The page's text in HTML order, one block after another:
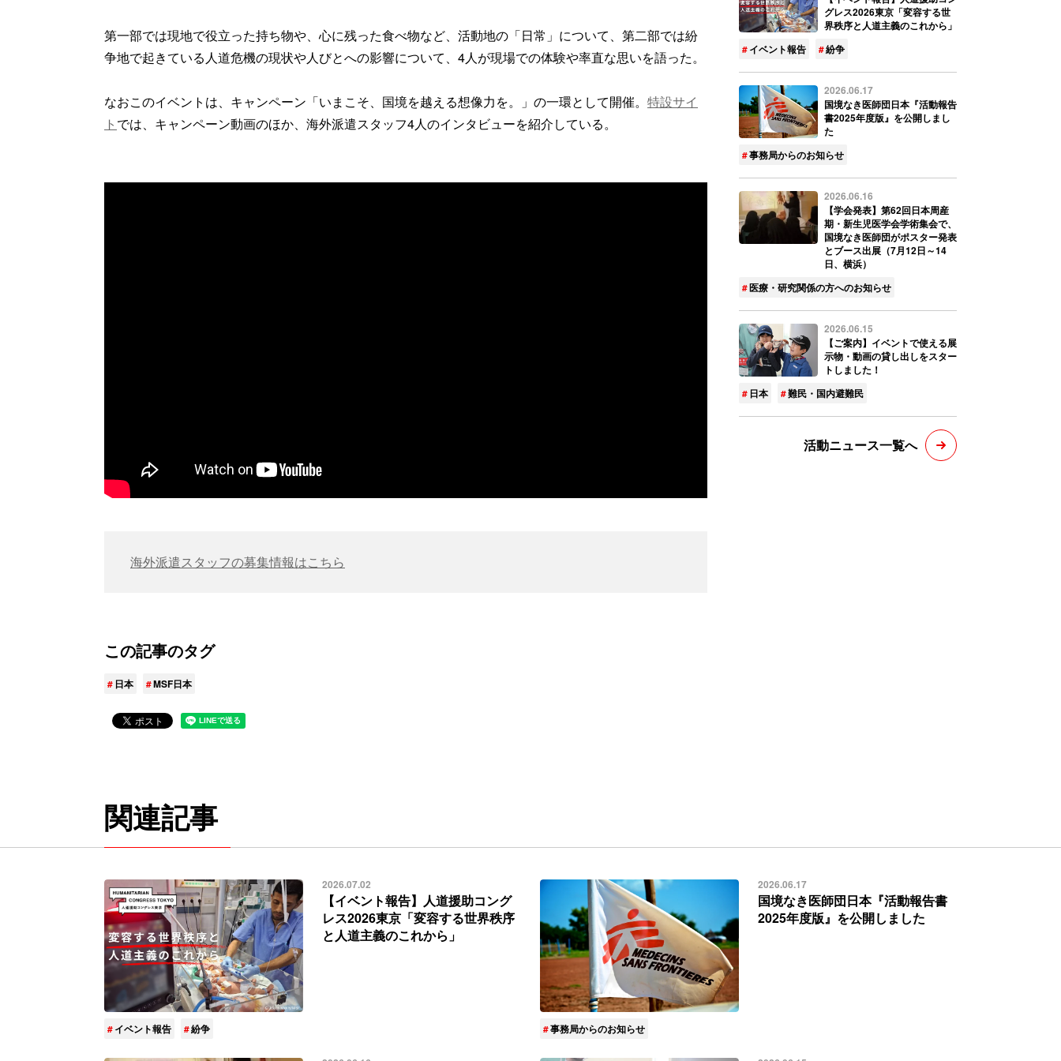
第一部では現地で役立った持ち物や、心に残った食べ物など、活動地の「日常」について、第二部では紛
争地で起きている人道危機の現状や人びとへの影響について、4人が現場での体験や率直な思いを語った。
なおこのイベントは、キャンペーン「いまこそ、国境を越える想像力を。」の一環として開催。 特設サイ
ト では、キャンペーン動画のほか、海外派遣スタッフ4人のインタビューを紹介している。
海外派遣スタッフの募集情報はこちら
この記事のタグ
日本 MSF日本
グレス2026東京「変容する世
界秩序と人道主義のこれから」
イベント報告
紛争
2026.06.17
国境なき医師団日本『活動報告
書2025年度版』を公開しまし
た
事務局からのお知らせ
2026.06.16
【学会発表】第62回日本周産
期・新生児医学会学術集会で、
国境なき医師団がポスター発表
とブース出展（7月12日～14
日、横浜）
医療・研究関係の方へのお知らせ
2026.06.15
【ご案内】イベントで使える展
示物・動画の貸し出しをスター
トしました！
日本
難民・国内避難民
活動ニュース一覧へ
関連記事
2026.07.02
【イベント報告】人道援助コング
レス2026東京「変容する世界秩序
と人道主義のこれから」
イベント報告 紛争
2026.06.17
国境なき医師団日本『活動報告書
2025年度版』を公開しました
事務局からのお知らせ